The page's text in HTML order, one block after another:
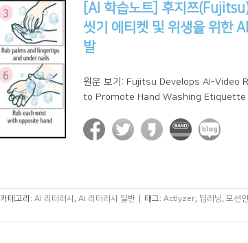
[AI 학습노트] 후지쯔
씻기 에티켓 및 위생을 위한
발
원문 보기: Fujitsu Develops AI-Video
to Promote Hand Washing Etiquette
카테고리: AI 리터러시 , AI 리터러시 일반 태그: Actlyzer, 딥러닝 , 모션인